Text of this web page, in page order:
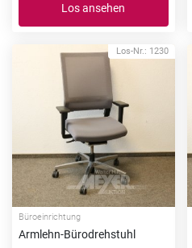
Los ansehen
Los-Nr.: 1230
Büroeinrichtung
Armlehn-Bürodrehstuhl